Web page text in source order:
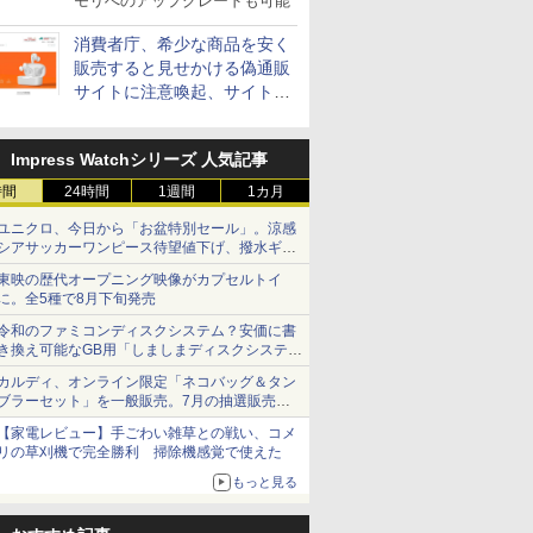
消費者庁、希少な商品を安く
販売すると見せかける偽通販
サイトに注意喚起、サイト名
Impress Watchシリーズ 人気記事
24時間 1週間 1カ月
ニクロ、今日から「お盆特別セール」。涼感
アサッカーワンピース待望値下げ、撥水ギア
ョーツは1990円に
映の歴代オープニング映像がカプセルトイ
。全5種で8月下旬発売
和のファミコンディスクシステム？安価に書
換え可能なGB用「しましまディスクシステ
」
ルディ、オンライン限定「ネコバッグ＆タン
ラーセット」を一般販売。7月の抽選販売の
選無効分
家電レビュー】手ごわい雑草との戦い、コメ
の草刈機で完全勝利 掃除機感覚で使えた
もっと見る